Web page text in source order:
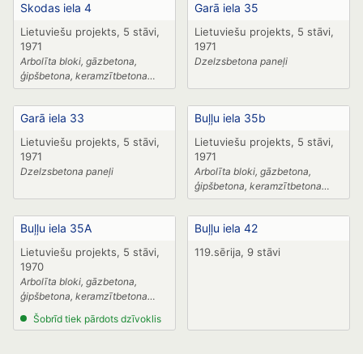
Skodas iela 4
Lietuviešu projekts, 5 stāvi,
1971
Arbolīta bloki, gāzbetona,
ģipšbetona, keramzītbetona
paneļi
Garā iela 35
Lietuviešu projekts, 5 stāvi,
1971
Dzelzsbetona paneļi
Garā iela 33
Lietuviešu projekts, 5 stāvi,
1971
Dzelzsbetona paneļi
Buļļu iela 35b
Lietuviešu projekts, 5 stāvi,
1971
Arbolīta bloki, gāzbetona,
ģipšbetona, keramzītbetona
paneļi
Buļļu iela 35A
Lietuviešu projekts, 5 stāvi,
1970
Arbolīta bloki, gāzbetona,
ģipšbetona, keramzītbetona
paneļi
Šobrīd tiek pārdots dzīvoklis
Buļļu iela 42
119.sērija, 9 stāvi